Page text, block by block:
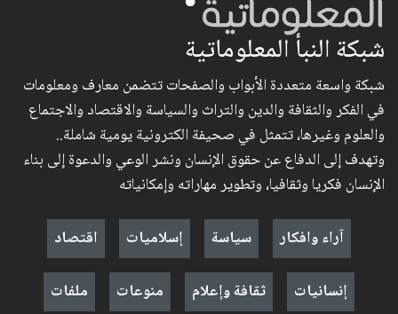
شبكة النبأ المعلوماتية
شبكة واسعة متعددة الأبواب والصفحات تتضمن معارف ومعلومات
في الفكر والثقافة والدين والتراث والسياسة والاقتصاد والاجتماع
والعلوم وغيرها، تتمثل في صحيفة الكترونية يومية شاملة..
وتهدف إلى الدفاع عن حقوق الإنسان ونشر الوعي والدعوة إلى بناء
الإنسان فكريا وثقافيا، وتطوير مهاراته وإمكانياته
آراء وافكار
سياسة إسلاميات
اقتصاد
إنسانيات
ثقافة وإعلام منوعات ملفات